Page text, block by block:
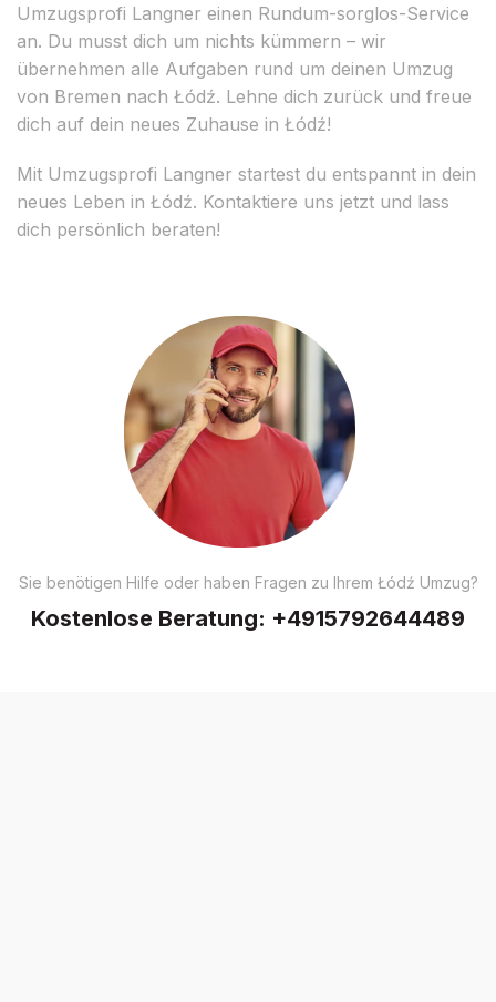
Umzugsprofi Langner einen Rundum-sorglos-Service
an. Du musst dich um nichts kümmern – wir
übernehmen alle Aufgaben rund um deinen Umzug
von Bremen nach Łódź. Lehne dich zurück und freue
dich auf dein neues Zuhause in Łódź!
Mit Umzugsprofi Langner startest du entspannt in dein
neues Leben in Łódź. Kontaktiere uns jetzt und lass
dich persönlich beraten!
Sie benötigen Hilfe oder haben Fragen zu Ihrem Łódź Umzug?
Kostenlose Beratung: +4915792644489